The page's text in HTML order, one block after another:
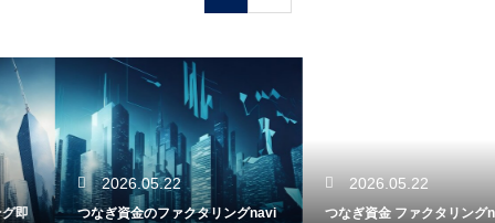
2026.05.22
つなぎ資金のファクタリングnavi
2026.05.22
つなぎ資金 ファクタリングnavi公